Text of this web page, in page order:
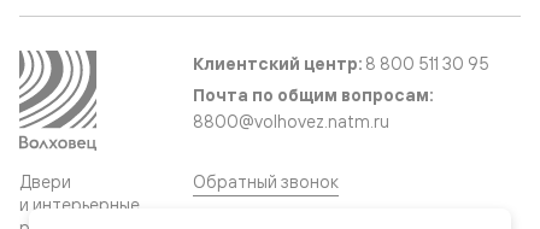
Двери
и интерьерные
Клиентский центр: 8 800 511 30 95
Почта по общим вопросам:
8800@volhovez.natm.ru
Обратный звонок